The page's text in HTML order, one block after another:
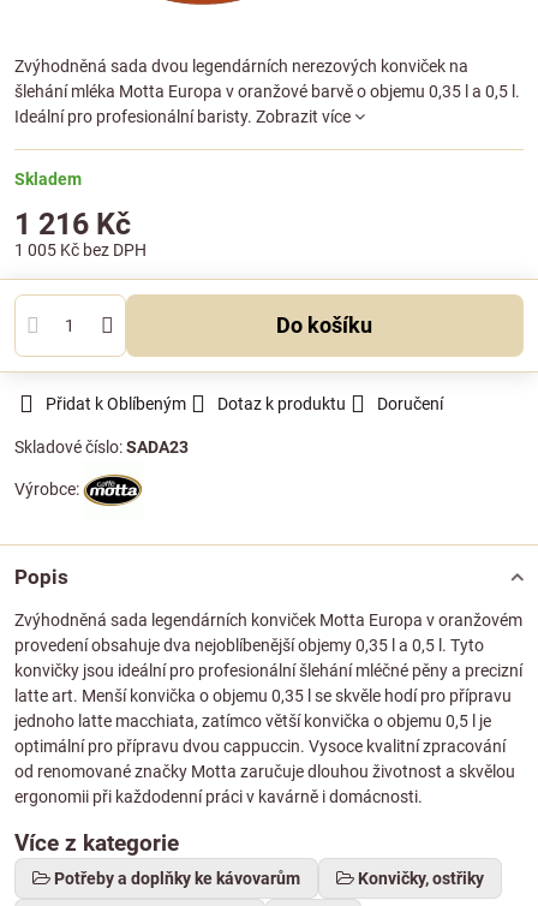
Zvýhodněná sada dvou legendárních nerezových konviček na
šlehání mléka Motta Europa v oranžové barvě o objemu 0,35 l a 0,5 l.
Ideální pro profesionální baristy. Zobrazit více
Skladem
1 216 Kč
1 005 Kč bez DPH
Do košíku
Přidat k Oblíbeným Dotaz k produktu Doručení
Skladové číslo:SADA23
Výrobce:
Popis
Zvýhodněná sada legendárních konviček Motta Europa v oranžovém
provedení obsahuje dva nejoblíbenější objemy 0,35 l a 0,5 l. Tyto
konvičky jsou ideální pro profesionální šlehání mléčné pěny a precizní
latte art. Menší konvička o objemu 0,35 l se skvěle hodí pro přípravu
jednoho latte macchiata, zatímco větší konvička o objemu 0,5 l je
optimální pro přípravu dvou cappuccin. Vysoce kvalitní zpracování
od renomované značky Motta zaručuje dlouhou životnost a skvělou
ergonomii při každodenní práci v kavárně i domácnosti.
Více z kategorie
Potřeby a doplňky ke kávovarům Konvičky, ostřiky